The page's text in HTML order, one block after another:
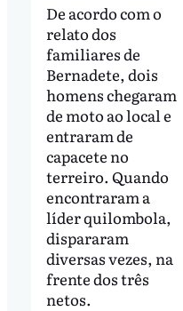
De acordo com o
relato dos
familiares de
Bernadete, dois
homens chegaram
de moto ao local e
entraram de
capacete no
terreiro. Quando
encontraram a
líder quilombola,
dispararam
diversas vezes, na
frente dos três
netos.